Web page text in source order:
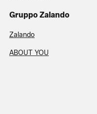
Gruppo Zalando
Zalando
ABOUT YOU